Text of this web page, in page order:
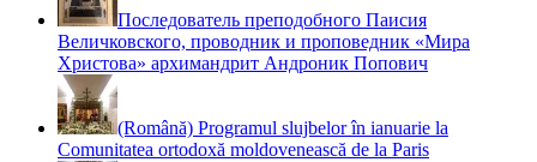
Последователь преподобного Паисия
Величковского, проводник и проповедник «Мира
Христова» архимандрит Андроник Попович
(Română) Programul slujbelor în ianuarie la
Comunitatea ortodoxă moldovenească de la Paris